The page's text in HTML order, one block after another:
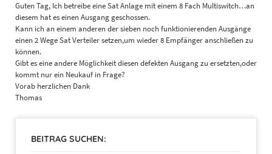
Guten Tag, Ich betreibe eine Sat Anlage mit einem 8 Fach Multiswitch…an
diesem hat es einen Ausgang geschossen.
Kann ich an einem anderen der sieben noch funktionierenden Ausgänge
einen 2 Wege Sat Verteiler setzen,um wieder 8 Empfänger anschließen zu
können.
Gibt es eine andere Möglichkeit diesen defekten Ausgang zu ersetzten,oder
kommt nur ein Neukauf in Frage?
Vorab herzlichen Dank
Thomas
BEITRAG SUCHEN: